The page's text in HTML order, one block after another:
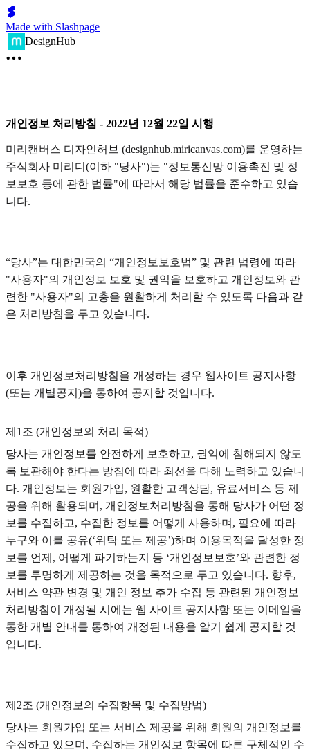
Made with Slashpage
DesignHub
개인정보 처리방침 - 2022년 12월 22일 시행
미리캔버스 디자인허브 (designhub.miricanvas.com)를 운영하는
주식회사 미리디(이하 "당사")는 "정보통신망 이용촉진 및 정
보보호 등에 관한 법률"에 따라서 해당 법률을 준수하고 있습
니다.
“당사”는 대한민국의 “개인정보보호법” 및 관련 법령에 따라
"사용자"의 개인정보 보호 및 권익을 보호하고 개인정보와 관
련한 "사용자"의 고충을 원활하게 처리할 수 있도록 다음과 같
은 처리방침을 두고 있습니다.
이후 개인정보처리방침을 개정하는 경우 웹사이트 공지사항
(또는 개별공지)을 통하여 공지할 것입니다.
제1조 (개인정보의 처리 목적)
당사는 개인정보를 안전하게 보호하고, 권익에 침해되지 않도
록 보관해야 한다는 방침에 따라 최선을 다해 노력하고 있습니
다. 개인정보는 회원가입, 원활한 고객상담, 유료서비스 등 제
공을 위해 활용되며, 개인정보처리방침을 통해 당사가 어떤 정
보를 수집하고, 수집한 정보를 어떻게 사용하며, 필요에 따라
누구와 이를 공유(‘위탁 또는 제공’)하며 이용목적을 달성한 정
보를 언제, 어떻게 파기하는지 등 ‘개인정보보호’와 관련한 정
보를 투명하게 제공하는 것을 목적으로 두고 있습니다. 향후,
서비스 약관 변경 및 개인 정보 추가 수집 등 관련된 개인정보
처리방침이 개정될 시에는 웹 사이트 공지사항 또는 이메일을
통한 개별 안내를 통하여 개정된 내용을 알기 쉽게 공지할 것
입니다.
제2조 (개인정보의 수집항목 및 수집방법)
당사는 회원가입 또는 서비스 제공을 위해 회원의 개인정보를
수집하고 있으며, 수집하는 개인정보 항목에 따른 구체적인 수